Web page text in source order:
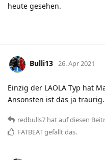
heute gesehen.
Bulli13 26. Apr 2021
Einzig der LAOLA Typ hat
Ansonsten ist das ja
redbulls7 hatauf diesen
FATBEATgefällt das.